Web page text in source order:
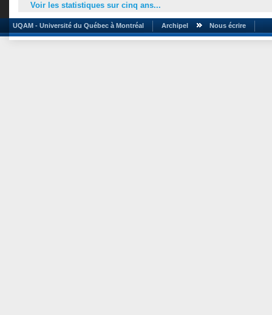
Voir les statistiques sur cinq ans...
UQAM - Université du Québec à Montréal Archipel Nous écrire